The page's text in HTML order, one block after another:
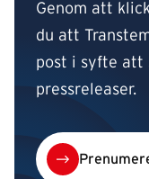
Genom att
du att
post i syfte att
pressreleaser.